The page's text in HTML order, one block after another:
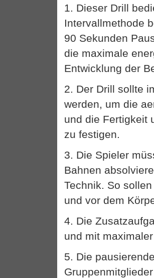
1. Dieser Drill
Intervallmethode
90 Sekunden
die maximale
Entwicklung der
2. Der Drill sollte
werden, um die
und die Fertigkeit
zu festigen.
3. Die Spieler
Bahnen
Technik. So
und vor dem
4. Die
und mit
5. Die